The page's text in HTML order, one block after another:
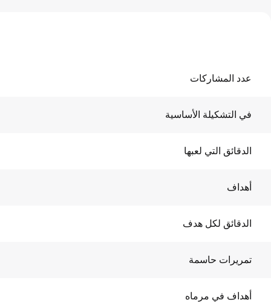
عدد المشاركات
في التشكيلة الأساسية
الدقائق التي لعبها
أهداف
الدقائق لكل هدف
تمريرات حاسمة
أهداف في مرماه